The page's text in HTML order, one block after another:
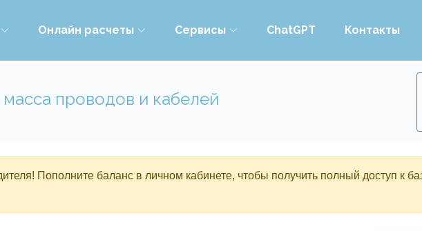
Онлайн расчеты Сервисы ChatGPT Контакты
проводов и кабелей
Пополните баланс в личном кабинете, чтобы получить полный доступ к